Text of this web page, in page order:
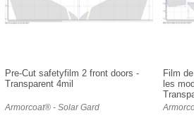
Pre-Cut safetyfilm 2 front doors -
Transparent 4mil
Armorcoat® - Solar Gard
Film
les